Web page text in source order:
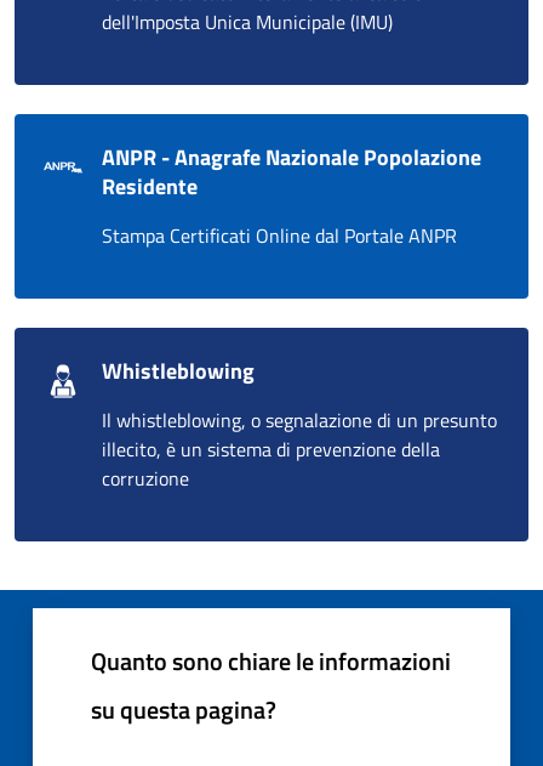
dell'Imposta Unica Municipale (IMU)
ANPR - Anagrafe Nazionale Popolazione
Residente
Stampa Certificati Online dal Portale ANPR
Whistleblowing
Il whistleblowing, o segnalazione di un presunto
illecito, è un sistema di prevenzione della
corruzione
Quanto sono chiare le informazioni
su questa pagina?